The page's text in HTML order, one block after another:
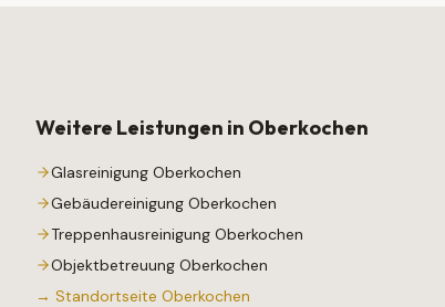
Weitere Leistungen in Oberkochen
Glasreinigung Oberkochen
Gebäudereinigung Oberkochen
Treppenhausreinigung Oberkochen
Objektbetreuung Oberkochen
→ Standortseite Oberkochen